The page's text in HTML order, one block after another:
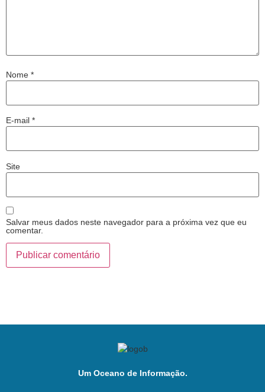
Nome *
E-mail *
Site
Salvar meus dados neste navegador para a próxima vez que eu
comentar.
Um Oceano de Informação.